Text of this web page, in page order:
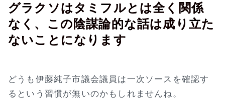
グラクソはタミフルとは全く関係
なく、この陰謀論的な話は成り立た
ないことになります
どうも伊藤純子市議会議員は一次ソースを確認す
るという習慣が無いのかもしれませんね。